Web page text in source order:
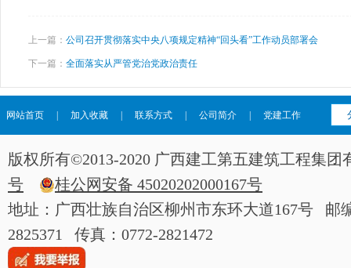
上一篇： 公司召开贯彻落实中央八项规定精神“回头看”工作动员部署会
下一篇： 全面落实从严管党治党政治责任
网站首页 加入收藏 联系方式 公司简介 党建工作
版权所有©2013-2020 广西建工第五建筑工程集
号
桂公网安备 45020202000167号
地址：广西壮族自治区柳州市东环大道167号 邮
2825371 传真：0772-2821472